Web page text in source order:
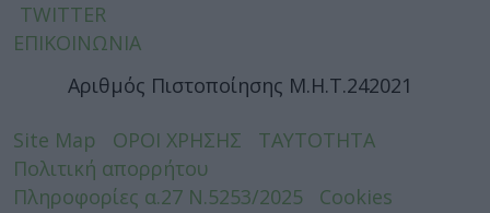
TWITTER
ΕΠΙΚΟΙΝΩΝΙΑ
Αριθμός Πιστοποίησης Μ.Η.Τ.242021
Site Map ΟΡΟΙ ΧΡΗΣΗΣ
ΤΑΥΤΟΤΗΤΑ
Πολιτική απορρήτου
Πληροφορίες α.27 Ν.5253/2025
Cookies